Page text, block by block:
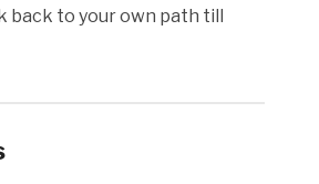
back to your own path till